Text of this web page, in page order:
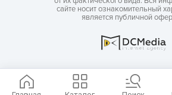
сайте носит ознакомительный
является публичной